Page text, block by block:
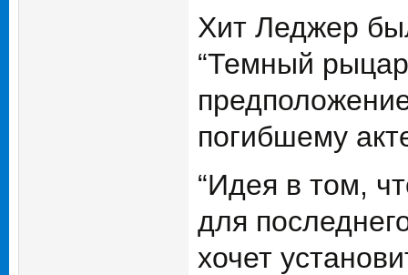
Хит Леджер
“Темный
погибшему
“Идея в том,
для
хочет